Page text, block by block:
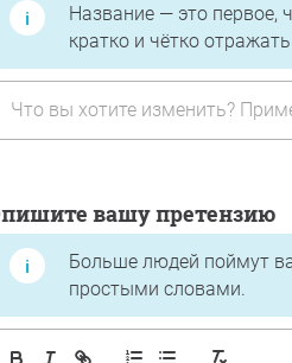
Название — это первое,
кратко и чётко
Опишите вашу претензию
Больше людей поймут
простыми словами.